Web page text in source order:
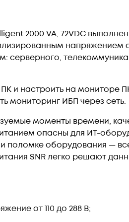
2000 VA, 72VDC
серверного,
и настроить на мониторе
мониторинг ИБП через сеть.
моменты времени,
опасны для ИТ-
поломке оборудования —
SNR легко решают
от 110 до 288 В;